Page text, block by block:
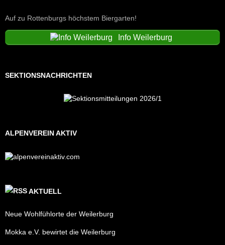
Auf zu Rottenburgs höchstem Biergarten!
Info Weilerburg
SEKTIONSNACHRICHTEN
ALPENVEREIN AKTIV
AKTUELL
Neue Wohlfühlorte der Weilerburg
Mokka e.V. bewirtet die Weilerburg